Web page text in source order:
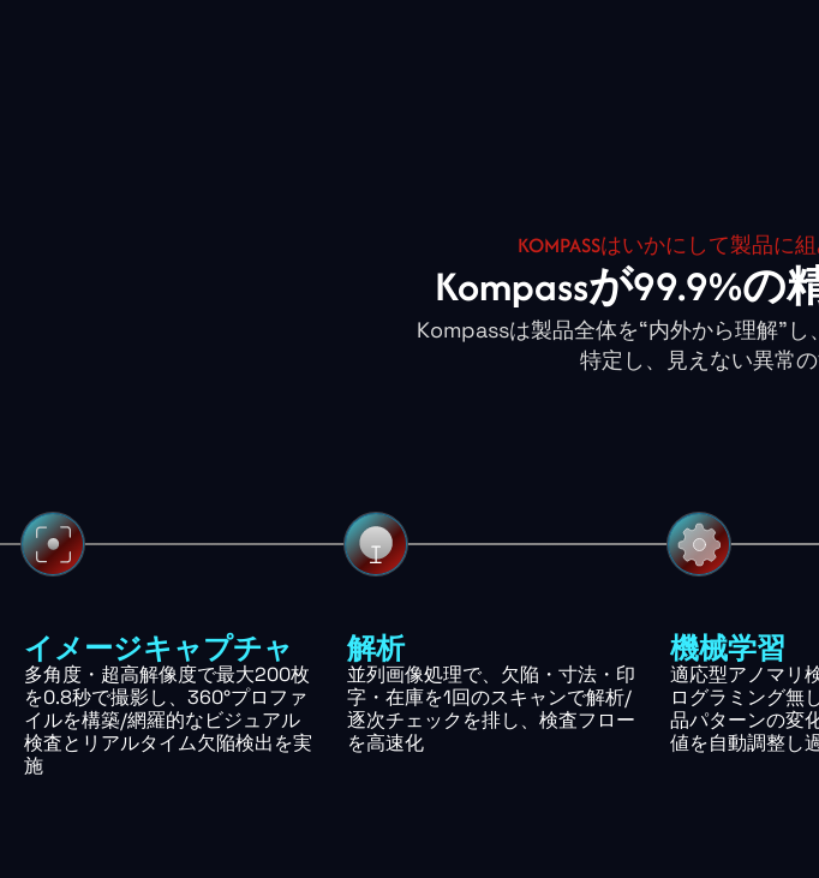
KOMPASSはいかにして製品
Kompassが99.9%
Kompassは製品全体を“内外から理解”
特定し、見えない異常
イメージキャプチャ
多角度・超高解像度で最大200枚
を0.8秒で撮影し、360°プロファ
イルを構築/網羅的なビジュアル
検査とリアルタイム欠陥検出を実
施
解析
並列画像処理で、欠陥・寸法・印
字・在庫を1回のスキャンで解析/
逐次チェックを排し、検査フロー
を高速化
機械学習
適応型アノマリ
ログラミング無
品パターンの変
値を自動調整し